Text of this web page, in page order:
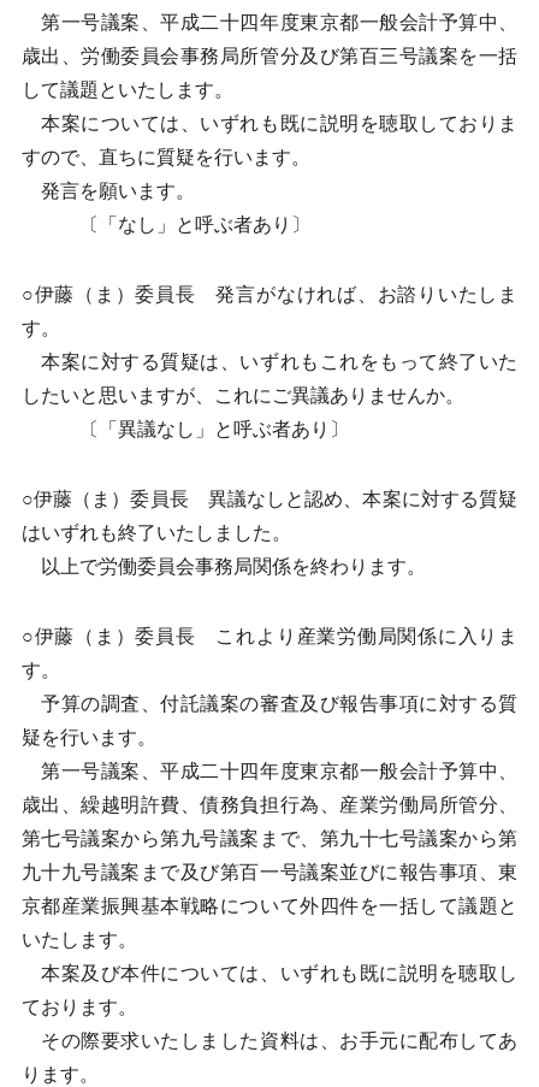
第一号議案、平成二十四年度東京都一般会計予算中、
歳出、労働委員会事務局所管分及び第百三号議案を一括
して議題といたします。
本案については、いずれも既に説明を聴取しておりま
すので、直ちに質疑を行います。
発言を願います。
〔「なし」と呼ぶ者あり〕
○伊藤（ま）委員長 発言がなければ、お諮りいたしま
す。
本案に対する質疑は、いずれもこれをもって終了いた
したいと思いますが、これにご異議ありませんか。
〔「異議なし」と呼ぶ者あり〕
○伊藤（ま）委員長 異議なしと認め、本案に対する質疑
はいずれも終了いたしました。
以上で労働委員会事務局関係を終わります。
○伊藤（ま）委員長 これより産業労働局関係に入りま
す。
予算の調査、付託議案の審査及び報告事項に対する質
疑を行います。
第一号議案、平成二十四年度東京都一般会計予算中、
歳出、繰越明許費、債務負担行為、産業労働局所管分、
第七号議案から第九号議案まで、第九十七号議案から第
九十九号議案まで及び第百一号議案並びに報告事項、東
京都産業振興基本戦略について外四件を一括して議題と
いたします。
本案及び本件については、いずれも既に説明を聴取し
ております。
その際要求いたしました資料は、お手元に配布してあ
ります。